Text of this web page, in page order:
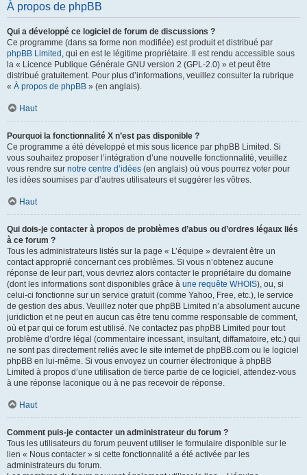
À propos de phpBB
Qui a développé ce logiciel de forum de discussions ?
Ce programme (dans sa forme non modifiée) est produit et distribué par
phpBB Limited , qui en est le légitime propriétaire. Il est rendu accessible sous
la « Licence Publique Générale GNU version 2 (GPL-2.0) » et peut être
distribué gratuitement. Pour plus d’informations, veuillez consulter la rubrique
« À propos de phpBB » (en anglais).
Haut
Pourquoi la fonctionnalité X n’est pas disponible ?
Ce programme a été développé et mis sous licence par phpBB Limited. Si
vous souhaitez proposer l’intégration d’une nouvelle fonctionnalité, veuillez
vous rendre sur notre centre d’idées (en anglais) où vous pourrez voter pour
les idées soumises par d’autres utilisateurs et suggérer les vôtres.
Haut
Qui dois-je contacter à propos de problèmes d’abus ou d’ordres légaux liés
à ce forum ?
Tous les administrateurs listés sur la page « L’équipe » devraient être un
contact approprié concernant ces problèmes. Si vous n’obtenez aucune
réponse de leur part, vous devriez alors contacter le propriétaire du domaine
(dont les informations sont disponibles grâce à une requête WHOIS), ou, si
celui-ci fonctionne sur un service gratuit (comme Yahoo, Free, etc.), le service
de gestion des abus. Veuillez noter que phpBB Limited n’a absolument aucune
juridiction et ne peut en aucun cas être tenu comme responsable de comment,
où et par qui ce forum est utilisé. Ne contactez pas phpBB Limited pour tout
problème d’ordre légal (commentaire incessant, insultant, diffamatoire, etc.) qui
ne sont pas directement reliés avec le site internet de phpBB.com ou le logiciel
phpBB en lui-même. Si vous envoyez un courrier électronique à phpBB
Limited à propos d’une utilisation de tierce partie de ce logiciel, attendez-vous
à une réponse laconique ou à ne pas recevoir de réponse.
Haut
Comment puis-je contacter un administrateur du forum ?
Tous les utilisateurs du forum peuvent utiliser le formulaire disponible sur le
lien « Nous contacter » si cette fonctionnalité a été activée par les
administrateurs du forum.